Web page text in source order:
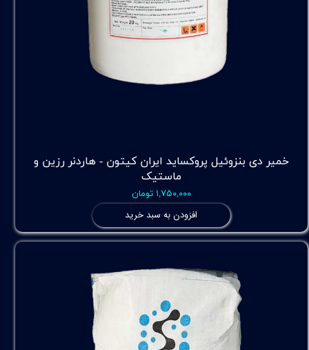
خمیر دی بنزوئیل پروکساید ایران کیتون - هاردنر رزین و
ماستیک
۱,۷۵۰,۰۰۰ تومان
افزودن به سبد خرید